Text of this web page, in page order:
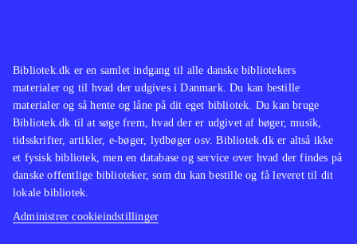
Bibliotek.dk er en samlet indgang til alle danske bibliotekers
materialer og til hvad der udgives i Danmark. Du kan bestille
materialer og så hente og låne på dit eget bibliotek. Du kan bruge
Bibliotek.dk til at søge frem, hvad der er udgivet af bøger, musik,
tidsskrifter, artikler, e-bøger, lydbøger osv. Bibliotek.dk er altså ikke
et fysisk bibliotek, men en database og service over hvad der findes på
danske offentlige biblioteker, som du kan bestille og få leveret til dit
lokale bibliotek.
Administrer cookieindstillinger